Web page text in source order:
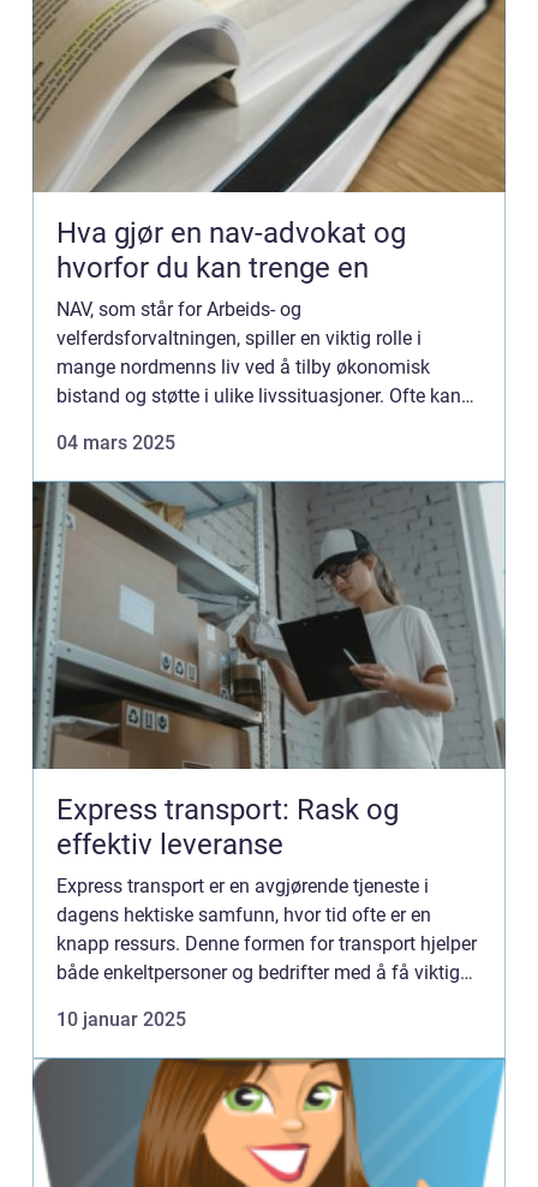
Hva gjør en nav-advokat og
hvorfor du kan trenge en
NAV, som står for Arbeids- og
velferdsforvaltningen, spiller en viktig rolle i
mange nordmenns liv ved å tilby økonomisk
bistand og støtte i ulike livssituasjoner. Ofte kan
04 mars 2025
Express transport: Rask og
effektiv leveranse
Express transport er en avgjørende tjeneste i
dagens hektiske samfunn, hvor tid ofte er en
knapp ressurs. Denne formen for transport hjelper
både enkeltpersoner og bedrifter med å få viktige
10 januar 2025